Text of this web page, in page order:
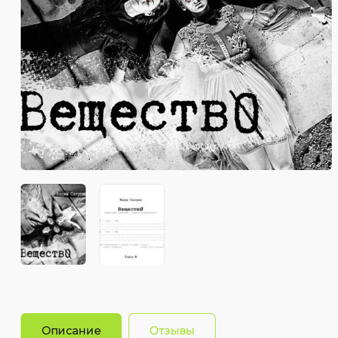
Описание Отзывы